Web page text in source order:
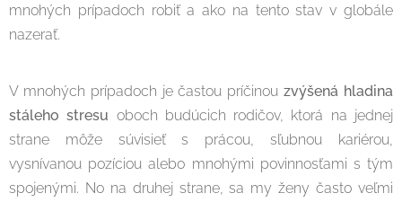
mnohých prípadoch robiť a ako na tento stav v globále
nazerať.
V mnohých prípadoch je častou príčinouzvýšená hladina
stáleho stresu oboch budúcich rodičov, ktorá na jednej
strane môže súvisieť s prácou, sľubnou kariérou,
vysnívanou pozíciou alebo mnohými povinnosťami s tým
spojenými. No na druhej strane, sa my ženy často veľmi